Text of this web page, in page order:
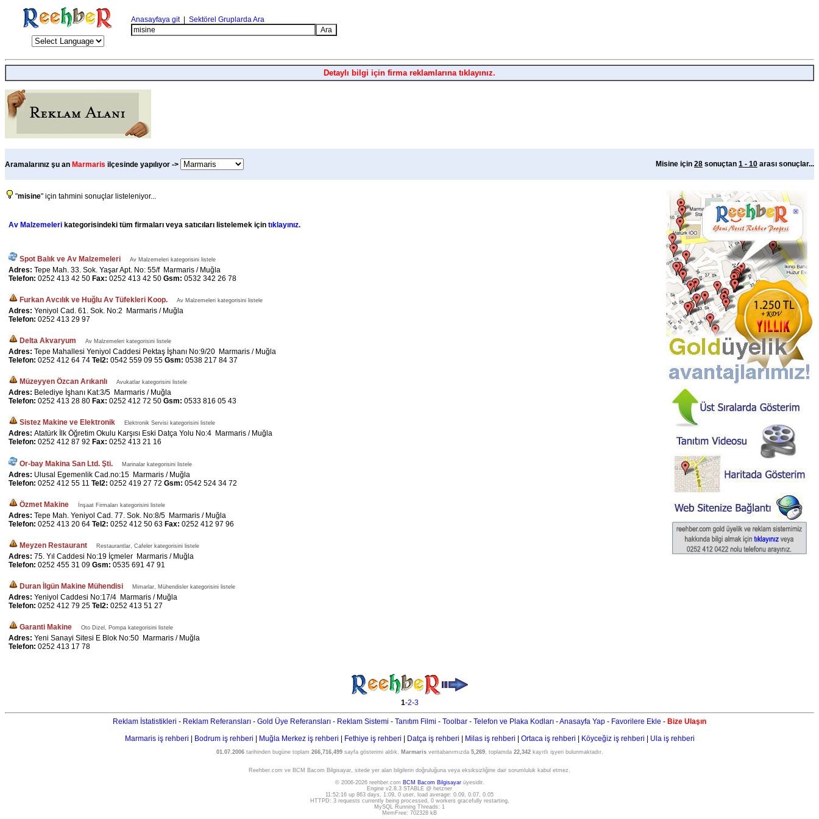
Anasayfaya git| Sektörel Gruplarda Ara
Detaylı bilgi için firma reklamlarına tıklayınız.
Aramalarınız şu an Marmaris ilçesinde yapılıyor -> Misine için 28 sonuçtan 1 - 10 arası sonuçlar...
"misine" için tahmini sonuçlar listeleniyor...
Av Malzemeleri kategorisindeki tüm firmaları veya satıcıları listelemek için tıklayınız.
Spot Balık ve Av Malzemeleri Av Malzemeleri kategorisini listele
Adres: Tepe Mah. 33. Sok. Yaşar Apt. No: 55/f Marmaris / Muğla
Telefon: 0252 413 42 50 Fax: 0252 413 42 50 Gsm: 0532 342 26 78
Furkan Avcılık ve Huğlu Av Tüfekleri Koop. Av Malzemeleri kategorisini listele
Adres: Yeniyol Cad. 61. Sok. No:2 Marmaris / Muğla
Telefon: 0252 413 29 97
Delta Akvaryum Av Malzemeleri kategorisini listele
Adres: Tepe Mahallesi Yeniyol Caddesi Pektaş İşhanı No:9/20 Marmaris / Muğla
Telefon: 0252 412 64 74 Tel2: 0542 559 09 55 Gsm: 0538 217 84 37
Müzeyyen Özcan Arıkanlı Avukatlar kategorisini listele
Adres: Belediye İşhanı Kat:3/5 Marmaris / Muğla
Telefon: 0252 413 28 80 Fax: 0252 412 72 50 Gsm: 0533 816 05 43
Sistez Makine ve Elektronik Elektronik Servisi kategorisini listele
Adres: Atatürk İlk Öğretim Okulu Karşısı Eski Datça Yolu No:4 Marmaris / Muğla
Telefon: 0252 412 87 92 Fax: 0252 413 21 16
Or-bay Makina San Ltd. Şti. Marinalar kategorisini listele
Adres: Ulusal Egemenlik Cad.no:15 Marmaris / Muğla
Telefon: 0252 412 55 11 Tel2: 0252 419 27 72 Gsm: 0542 524 34 72
Özmet Makine İnşaat Firmaları kategorisini listele
Adres: Tepe Mah. Yeniyol Cad. 77. Sok. No:8/5 Marmaris / Muğla
Telefon: 0252 413 20 64 Tel2: 0252 412 50 63 Fax: 0252 412 97 96
Meyzen Restaurant Restaurantlar, Cafeler kategorisini listele
Adres: 75. Yıl Caddesi No:19 İçmeler Marmaris / Muğla
Telefon: 0252 455 31 09 Gsm: 0535 691 47 91
Duran İlgün Makine Mühendisi Mimarlar, Mühendisler kategorisini listele
Adres: Yeniyol Caddesi No:17/4 Marmaris / Muğla
Telefon: 0252 412 79 25 Tel2: 0252 413 51 27
Garanti Makine Oto Dizel, Pompa kategorisini listele
Adres: Yeni Sanayi Sitesi E Blok No:50 Marmaris / Muğla
Telefon: 0252 413 17 78
1-2-3
Reklam İstatistikleri - Reklam Referansları - Gold Üye Referansları - Reklam Sistemi - Tanıtım Filmi - Toolbar - Telefon ve Plaka Kodları -Anasayfa Yap - Favorilere Ekle - Bize Ulaşın
Marmaris iş rehberi
Bodrum iş rehberi Muğla Merkez iş rehberi Fethiye iş rehberi Datça iş rehberi Milas iş rehberi Ortaca iş rehberi Köyceğiz iş rehberi Ula iş rehberi
01.07.2006tarihinden bugüne toplam 266,716,499sayfa gösterimi aldık. Marmarisveritabanımızda 5,269, toplamda 22,342kayıtlı işyeri bulunmaktadır.
Reehber.com ve BCM Bacom Bilgisayar, sitede yer alan bilgilerin doğruluğuna veya eksiksizliğine dair sorumluluk kabul etmez.
© 2006-2026 reehber.com BCM Bacom Bilgisayarüyesidir.
Engine v2.8.3 STABLE @ hetzner
11:52:16 up 863 days, 1:09, 0 user, load average: 0.09, 0.07, 0.05
HTTPD: 3 requests currently being processed, 0 workers gracefully restarting,
MySQL Running Threads: 1
MemFree: 702328 kB